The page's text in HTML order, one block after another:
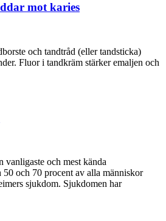
mot karies
och tandtråd (eller tandsticka)
Fluor i tandkräm stärker emaljen och
vanligaste och mest kända
och 70 procent av alla människor
sjukdom. Sjukdomen har